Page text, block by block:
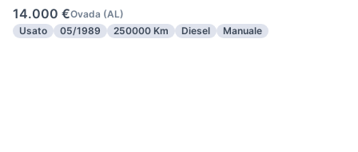
14.000 €Ovada (AL)
Usato
05/1989 250000 Km Diesel Manuale